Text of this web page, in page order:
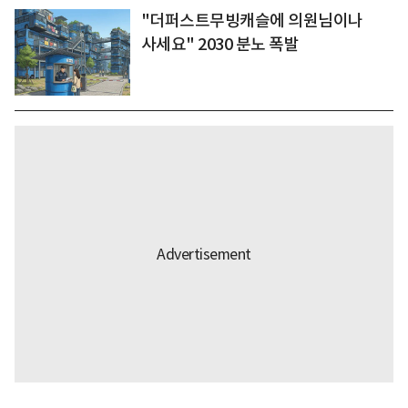
"더퍼스트무빙캐슬에 의원님이나
사세요" 2030 분노 폭발